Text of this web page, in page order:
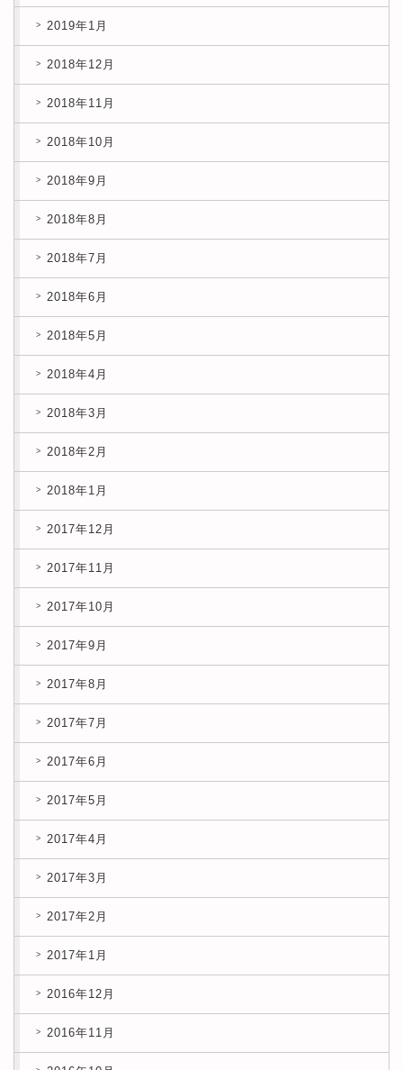
2019年1月
2018年12月
2018年11月
2018年10月
2018年9月
2018年8月
2018年7月
2018年6月
2018年5月
2018年4月
2018年3月
2018年2月
2018年1月
2017年12月
2017年11月
2017年10月
2017年9月
2017年8月
2017年7月
2017年6月
2017年5月
2017年4月
2017年3月
2017年2月
2017年1月
2016年12月
2016年11月